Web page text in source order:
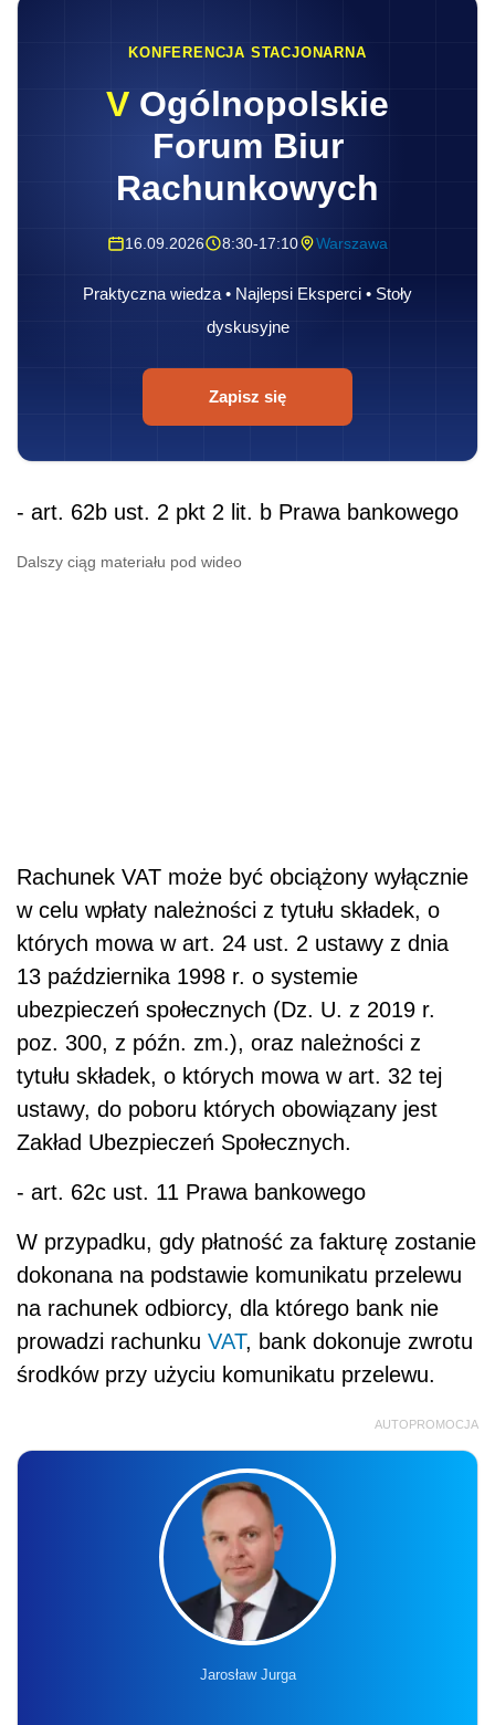
KONFERENCJA STACJONARNA
V Ogólnopolskie
Forum Biur
Rachunkowych
16.09.2026 8:30-17:10 Warszawa
Praktyczna wiedza • Najlepsi Eksperci • Stoły
dyskusyjne
Zapisz się
- art. 62b ust. 2 pkt 2 lit. b Prawa bankowego
Dalszy ciąg materiału pod wideo
Rachunek VAT może być obciążony wyłącznie
w celu wpłaty należności z tytułu składek, o
których mowa w art. 24 ust. 2 ustawy z dnia
13 października 1998 r. o systemie
ubezpieczeń społecznych (Dz. U. z 2019 r.
poz. 300, z późn. zm.), oraz należności z
tytułu składek, o których mowa w art. 32 tej
ustawy, do poboru których obowiązany jest
Zakład Ubezpieczeń Społecznych.
- art. 62c ust. 11 Prawa bankowego
W przypadku, gdy płatność za fakturę zostanie
dokonana na podstawie komunikatu przelewu
na rachunek odbiorcy, dla którego bank nie
prowadzi rachunku VAT, bank dokonuje zwrotu
środków przy użyciu komunikatu przelewu.
AUTOPROMOCJA
Jarosław Jurga